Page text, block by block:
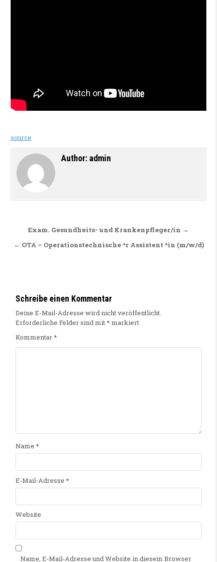
source
Author: admin
Beitragsnavigation
Exam. Gesundheits- und Krankenpfleger/in →
← OTA – Operationstechnische *r Assistent *in (m/w/d)
Schreibe einen Kommentar
Deine E-Mail-Adresse wird nicht veröffentlicht.
Erforderliche Felder sind mit* markiert
Kommentar*
Name *
E-Mail-Adresse *
Website
Name, E-Mail-Adresse und Website in diesem Browser